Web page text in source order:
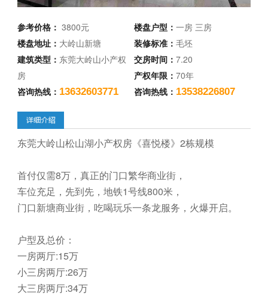
参考价格：3800元 楼盘户型： 一房 三房
楼盘地址： 大岭山新塘 装修标准： 毛坯
建筑类型： 东莞大岭山小产权
房
交房时间： 7.20
产权年限： 70年
咨询热线： 13632603771 咨询热线： 13538226807
东莞大岭山松山湖小产权房《喜悦楼》2栋规模
首付仅需8万，真正的门口繁华商业街，
车位充足，先到先，地铁1号线800米，
门口新塘商业街，吃喝玩乐一条龙服务，火爆开启。
户型及总价：
一房两厅:15万
小三房两厅:26万
大三房两厅:34万